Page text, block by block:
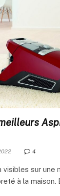
4
visibles sur
à la maison.